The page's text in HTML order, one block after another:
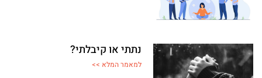
נתתי או קיבלתי?
למאמר המלא >>